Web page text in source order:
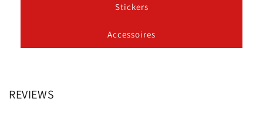
Stickers
Accessoires
REVIEWS